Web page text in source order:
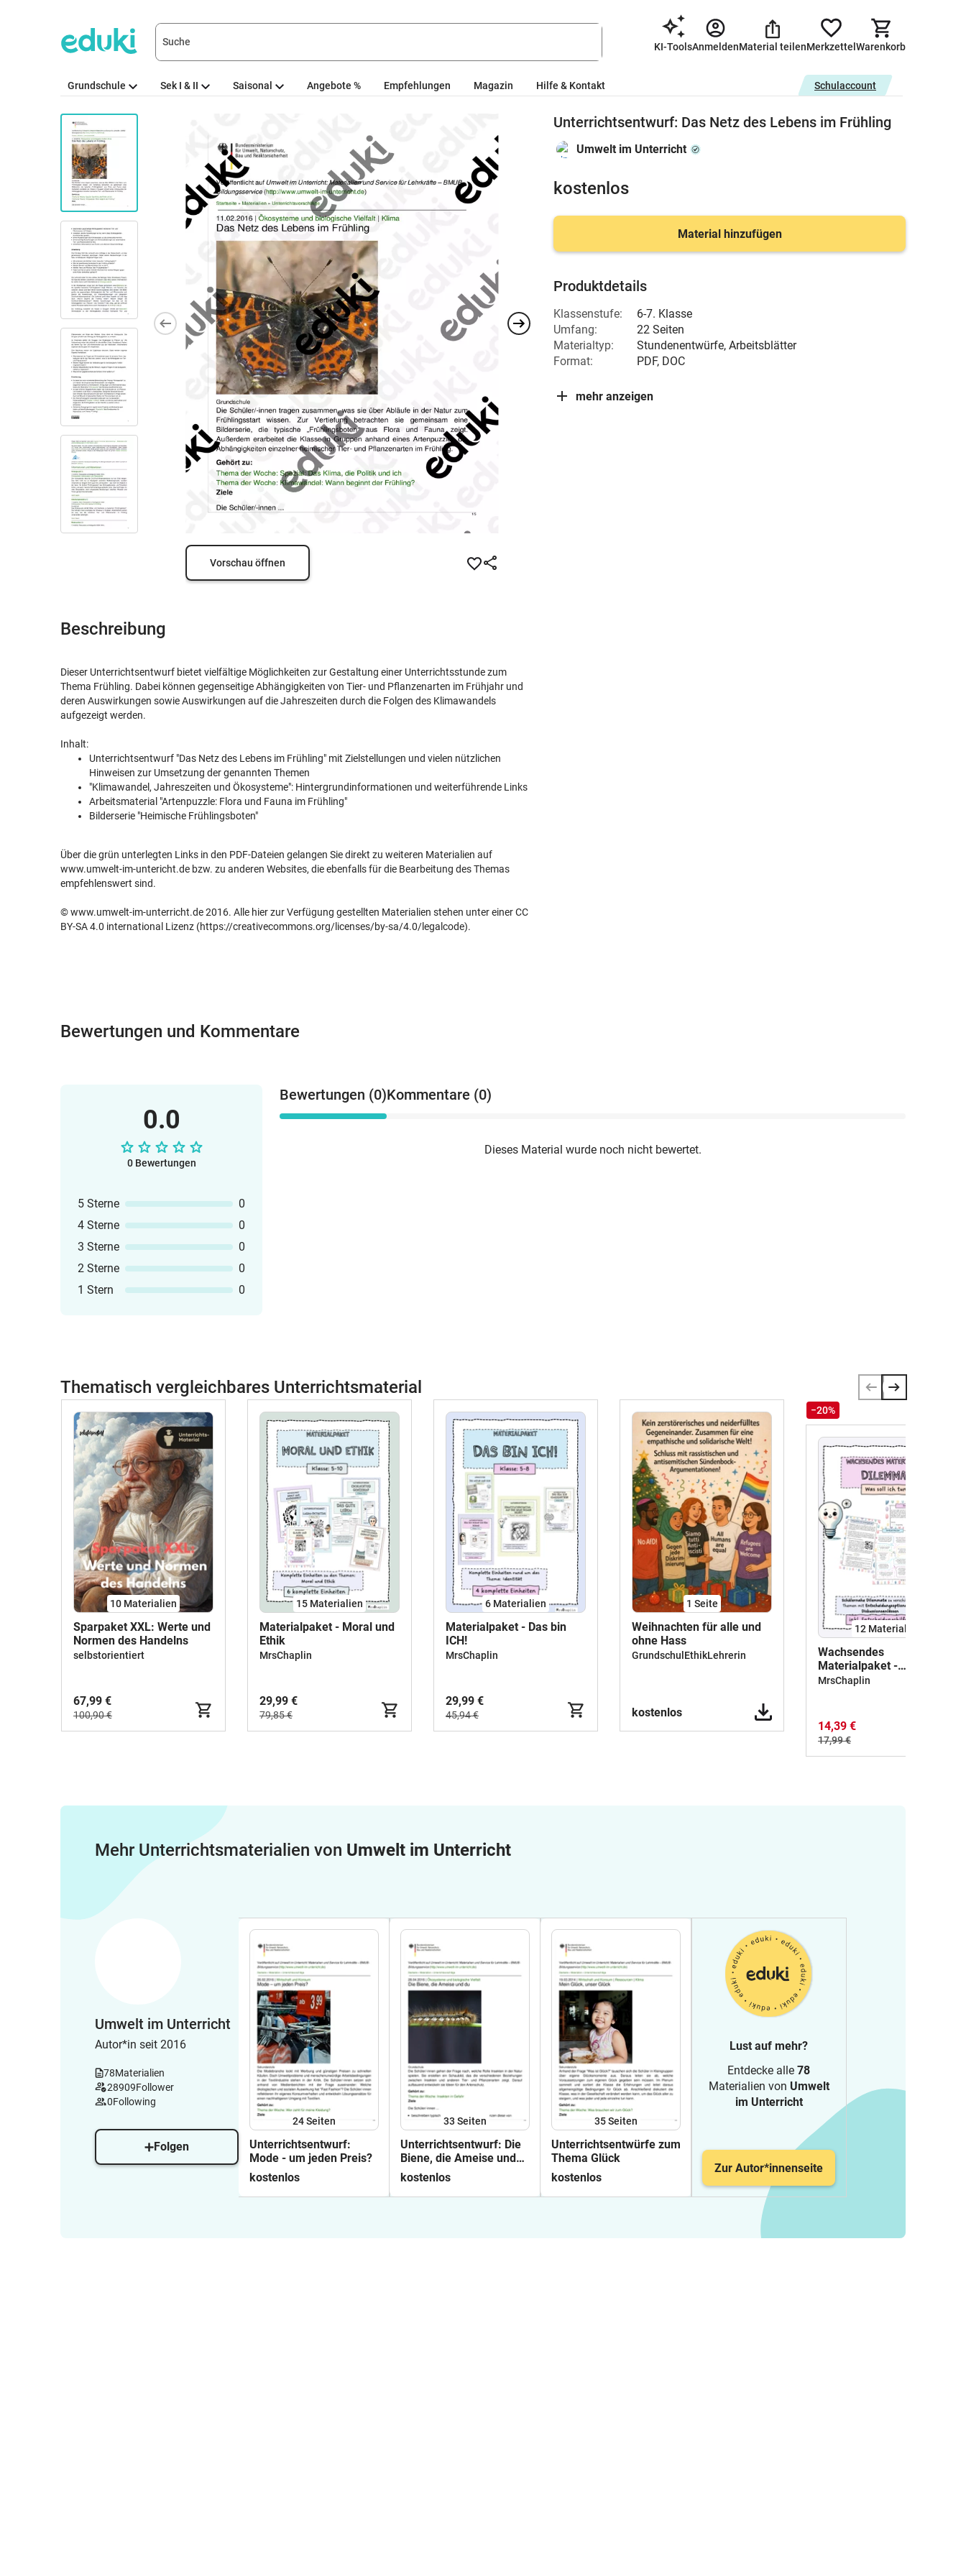
KI-ToolsAnmeldenMaterial teilenMerkzettel Warenkorb
Grundschule Sek I & II Saisonal Angebote % Empfehlungen Magazin Hilfe & Kontakt Schulaccount
Vorschau öffnen
Beschreibung
Dieser Unterrichtsentwurf bietet vielfältige Möglichkeiten zur Gestaltung einer Unterrichtsstunde zum
Thema Frühling. Dabei können gegenseitige Abhängigkeiten von Tier- und Pflanzenarten im Frühjahr und
deren Auswirkungen sowie Auswirkungen auf die Jahreszeiten durch die Folgen des Klimawandels
aufgezeigt werden.
Inhalt:
Unterrichtsentwurf "Das Netz des Lebens im Frühling" mit Zielstellungen und vielen nützlichen
Hinweisen zur Umsetzung der genannten Themen
"Klimawandel, Jahreszeiten und Ökosysteme": Hintergrundinformationen und weiterführende Links
Arbeitsmaterial "Artenpuzzle: Flora und Fauna im Frühling"
Bilderserie "Heimische Frühlingsboten"
Über die grün unterlegten Links in den PDF-Dateien gelangen Sie direkt zu weiteren Materialien auf
www.umwelt-im-untericht.de bzw. zu anderen Websites, die ebenfalls für die Bearbeitung des Themas
empfehlenswert sind.
© www.umwelt-im-unterricht.de 2016. Alle hier zur Verfügung gestellten Materialien stehen unter einer CC
BY-SA 4.0 international Lizenz (https://creativecommons.org/licenses/by-sa/4.0/legalcode).
Unterrichtsentwurf: Das Netz des Lebens im Frühling
Umwelt im Unterricht
kostenlos
Material hinzufügen
Produktdetails
Klassenstufe:
6-7. Klasse
Umfang:
22 Seiten
Materialtyp:
Stundenentwürfe, Arbeitsblätter
Format:
PDF, DOC
mehr anzeigen
Bewertungen und Kommentare
0.0
0 Bewertungen
5 Sterne
0
4 Sterne
0
3 Sterne
0
2 Sterne
0
1 Stern
0
Bewertungen (0)Kommentare (0)
Dieses Material wurde noch nicht bewertet.
Thematisch vergleichbares Unterrichtsmaterial
10 Materialien
Sparpaket XXL: Werte und
Normen des Handelns
selbstorientiert
67,99 €
100,90 €
15 Materialien
Materialpaket - Moral und
Ethik
MrsChaplin
29,99 €
79,85 €
6 Materialien
Materialpaket - Das bin
ICH!
MrsChaplin
29,99 €
45,94 €
1 Seite
Weihnachten für alle und
ohne Hass
GrundschulEthikLehrerin
kostenlos
−20%
12 Materialien
Wachsendes
Materialpaket -
schülernahe Dilemmata
MrsChaplin
14,39 €
17,99 €
Mehr Unterrichtsmaterialien von Umwelt im Unterricht
Umwelt im Unterricht
Autor*in seit 2016
78Materialien
28909Follower
0Following
Folgen
24Seiten
Unterrichtsentwurf:
Mode - um jeden Preis?
kostenlos
33 Seiten
Unterrichtsentwurf: Die
Biene, die Ameise und
du
kostenlos
35Seiten
Unterrichtsentwürfe zum
Thema Glück
kostenlos
Lust auf mehr?
Entdecke alle 78
Materialien von Umwelt
im Unterricht
Zur Autor*innenseite